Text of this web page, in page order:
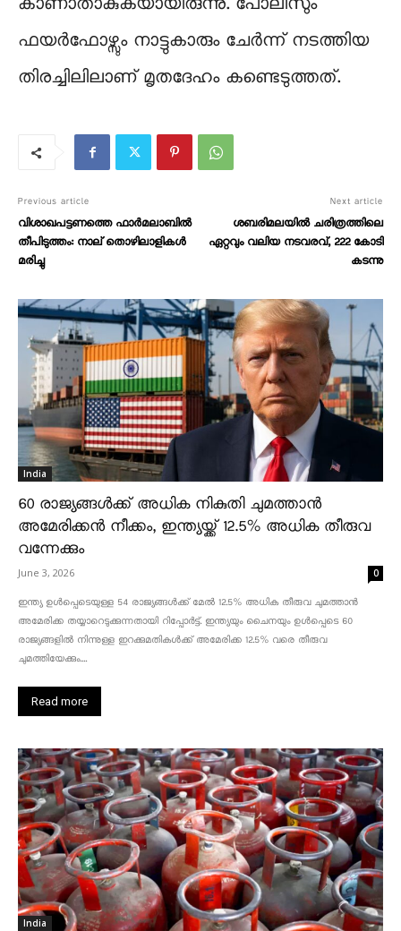
കാണാതാകുകയായിരുന്നു. പോലീസും
ഫയർഫോഴ്സും നാട്ടുകാരും ചേർന്ന് നടത്തിയ
തിരച്ചിലിലാണ് മൃതദേഹം കണ്ടെടുത്തത്.
Previous article
വിശാഖപട്ടണത്തെ ഫാർമലാബിൽ
തീപിടുത്തം: നാല് തൊഴിലാളികൾ
മരിച്ചു
Next article
ശബരിമലയിൽ ചരിത്രത്തിലെ
ഏറ്റവും വലിയ നടവരവ്, 222 കോടി
കടന്നു
India
60 രാജ്യങ്ങൾക്ക് അധിക നികുതി ചുമത്താൻ
അമേരിക്കൻ നീക്കം, ഇന്ത്യയ്ക്ക് 12.5% അധിക തീരുവ
വന്നേക്കും
June 3, 2026 0
ഇന്ത്യ ഉൾപ്പെടെയുള്ള 54 രാജ്യങ്ങൾക്ക് മേൽ 12.5% അധിക തീരുവ ചുമത്താൻ
അമേരിക്ക തയ്യാറെടുക്കുന്നതായി റിപ്പോർട്ട്. ഇന്ത്യയും ചൈനയും ഉൾപ്പെടെ 60
രാജ്യങ്ങളിൽ നിന്നുള്ള ഇറക്കുമതികൾക്ക് അമേരിക്ക 12.5% ​​വരെ തീരുവ
ചുമത്തിയേക്കും....
Read more
India